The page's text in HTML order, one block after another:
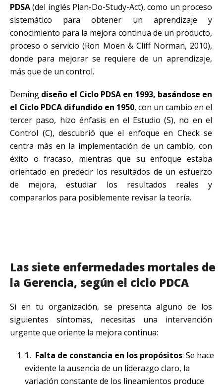
PDSA(del inglés Plan-Do-Study-Act), como un proceso
sistemático para obtener un aprendizaje y
conocimiento para la mejora continua de un producto,
proceso o servicio (Ron Moen & Cliff Norman, 2010),
donde para mejorar se requiere de un aprendizaje,
más que de un control.
Deming diseño el Ciclo PDSA en 1993, basándose en
el Ciclo PDCA difundido en 1950, con un cambio en el
tercer paso, hizo énfasis en el Estudio (S), no en el
Control (C), descubrió que el enfoque en Check se
centra más en la implementación de un cambio, con
éxito o fracaso, mientras que su enfoque estaba
orientado en predecir los resultados de un esfuerzo
de mejora, estudiar los resultados reales y
compararlos para posiblemente revisar la teoría.
Las siete enfermedades mortales de
la Gerencia, según el ciclo PDCA
Si en tu organización, se presenta alguno de los
siguientes síntomas, necesitas una intervención
urgente que oriente la mejora continua:
Falta de constancia en los propósitos: Se hace
evidente la ausencia de un liderazgo claro, la
variación constante de los lineamientos produce